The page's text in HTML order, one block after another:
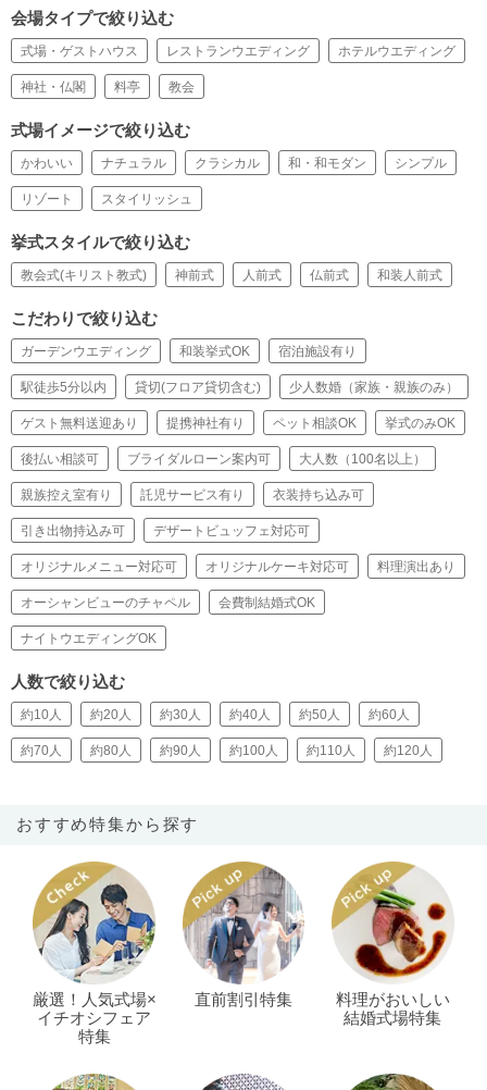
会場タイプで絞り込む
式場・ゲストハウス レストランウエディング ホテルウエディング
神社・仏閣 料亭 教会
式場イメージで絞り込む
かわいい ナチュラル クラシカル 和・和モダン シンプル
リゾート スタイリッシュ
挙式スタイルで絞り込む
教会式(キリスト教式) 神前式 人前式 仏前式 和装人前式
こだわりで絞り込む
ガーデンウエディング 和装挙式OK 宿泊施設有り
駅徒歩5分以内 貸切(フロア貸切含む) 少人数婚（家族・親族のみ）
ゲスト無料送迎あり 提携神社有り ペット相談OK 挙式のみOK
後払い相談可 ブライダルローン案内可 大人数（100名以上）
親族控え室有り 託児サービス有り 衣装持ち込み可
引き出物持込み可 デザートビュッフェ対応可
オリジナルメニュー対応可 オリジナルケーキ対応可 料理演出あり
オーシャンビューのチャペル 会費制結婚式OK
ナイトウエディングOK
人数で絞り込む
約10人 約20人 約30人 約40人 約50人 約60人
約70人 約80人 約90人 約100人 約110人 約120人
おすすめ特集から探す
厳選！人気式場×
イチオシフェア
特集
直前割引特集
料理がおいしい
結婚式場特集